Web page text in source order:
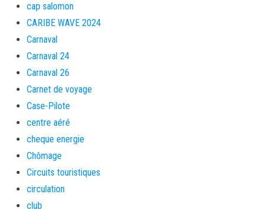
cap salomon
CARIBE WAVE 2024
Carnaval
Carnaval 24
Carnaval 26
Carnet de voyage
Case-Pilote
centre aéré
cheque energie
Chômage
Circuits touristiques
circulation
club